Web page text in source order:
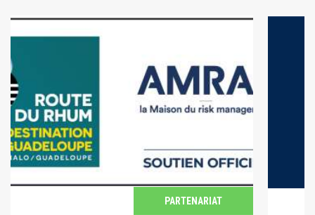
PARTENARIAT